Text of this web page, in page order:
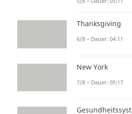
denkt allein
Mord an
Er weiß, dass
und ein Mord
haben
Thanksgiving
6/8 – Dauer: 04:11
New York
7/8 – Dauer: 05:17
Gesundheitssyst